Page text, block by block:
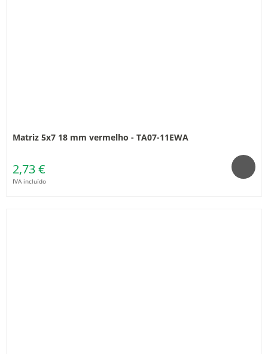
Matriz 5x7 18 mm vermelho - TA07-11EWA
2,73 €
IVA incluído